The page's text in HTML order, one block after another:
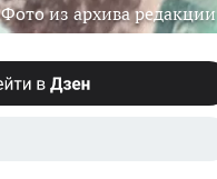
Фото из архива редакции